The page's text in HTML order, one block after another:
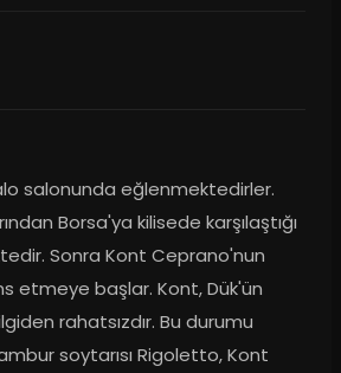
salonunda eğlenmektedirler.
Borsa'ya kilisede karşılaştığı
Sonra Kont Ceprano'nun
etmeye başlar. Kont, Dük'ün
rahatsızdır. Bu durumu
soytarısı Rigoletto, Kont